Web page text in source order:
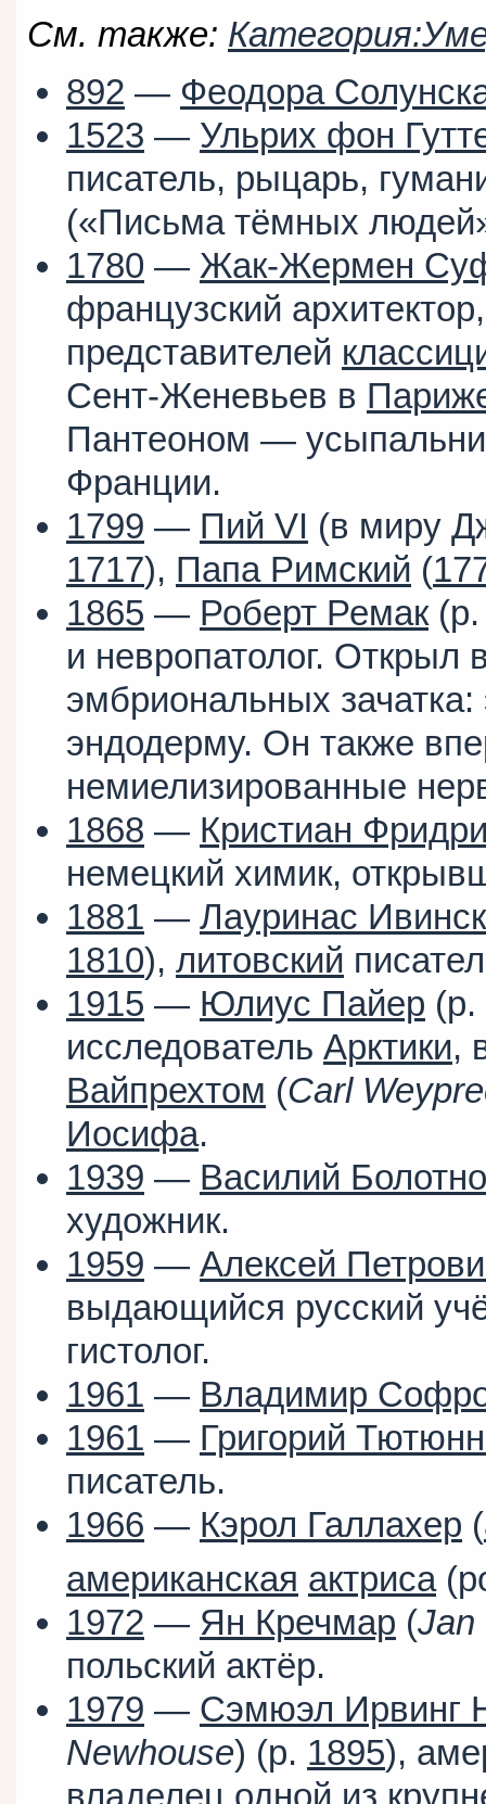
См. также:
892 — Феодора
1523 — Ульрих фон
писатель, рыцарь,
(«Письма тёмных
1780 — Жак-Жермен
французский
представителей
Сент-Женевьев в
Пантеоном —
Франции.
1799 — Пий VI (в миру
1717), Папа Римский (
1865 — Роберт Ремак
и невропатолог. Открыл
эмбриональных
эндодерму. Он также
немиелизированные
1868 — Кристиан
немецкий химик,
1881 — Лауринас
1810), литовский
1915 — Юлиус Пайер (р.
исследователь Арктики,
Вайпрехтом (Carl
Иосифа.
1939 — Василий
художник.
1959 — Алексей
выдающийся русский
гистолог.
1961 — Владимир
1961 — Григорий
писатель.
1966 — Кэрол Галлахер (
американская актриса
1972 — Ян Кречмар (Jan
польский актёр.
1979 — Сэмюэл Ирвинг
Newhouse) (р. 1895),